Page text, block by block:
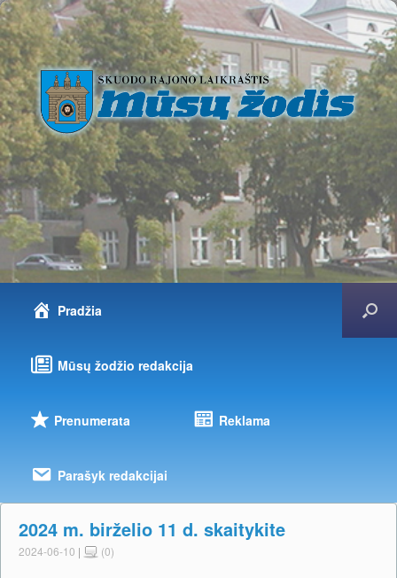
Pradžia
Mūsų žodžio redakcija
Prenumerata Reklama
Parašyk redakcijai
2024 m. birželio 11 d. skaitykite
2024-06-10 | (0)